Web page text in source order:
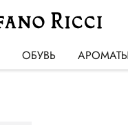
ОБУВЬ АРОМАТЫ